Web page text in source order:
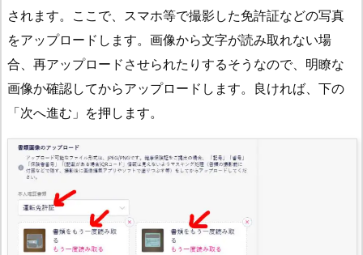
されます。ここで、スマホ等で撮影した免許証などの写真
をアップロードします。画像から文字が読み取れない場
合、再アップロードさせられたりするそうなので、明瞭な
画像か確認してからアップロードします。良ければ、下の
「次へ進む」を押します。